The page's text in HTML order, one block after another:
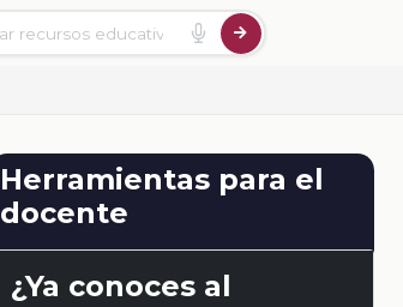
Herramientas para el
docente
¿Ya conoces al